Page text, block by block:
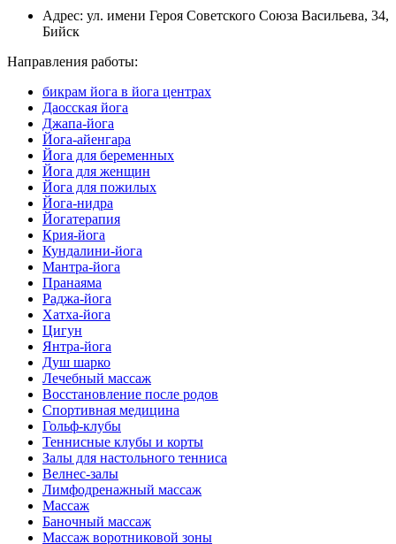
Адрес: ул. имени Героя Советского Союза Васильева, 34,
Бийск
Направления работы:
бикрам йога в йога центрах
Даосская йога
Джапа-йога
Йога-айенгара
Йога для беременных
Йога для женщин
Йога для пожилых
Йога-нидра
Йогатерапия
Крия-йога
Кундалини-йога
Мантра-йога
Пранаяма
Раджа-йога
Хатха-йога
Цигун
Янтра-йога
Душ шарко
Лечебный массаж
Восстановление после родов
Спортивная медицина
Гольф-клубы
Теннисные клубы и корты
Залы для настольного тенниса
Велнес-залы
Лимфодренажный массаж
Массаж
Баночный массаж
Массаж воротниковой зоны